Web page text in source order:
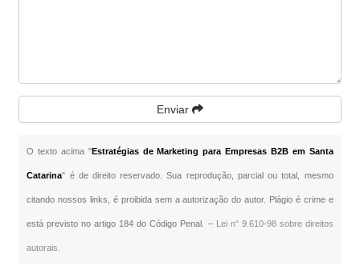
Enviar
O texto acima "Estratégias de Marketing para Empresas B2B em Santa
Catarina" é de direito reservado. Sua reprodução, parcial ou total, mesmo
citando nossos links, é proibida sem a autorização do autor. Plágio é crime e
está previsto no artigo 184 do Código Penal. – Lei n° 9.610-98 sobre direitos
autorais